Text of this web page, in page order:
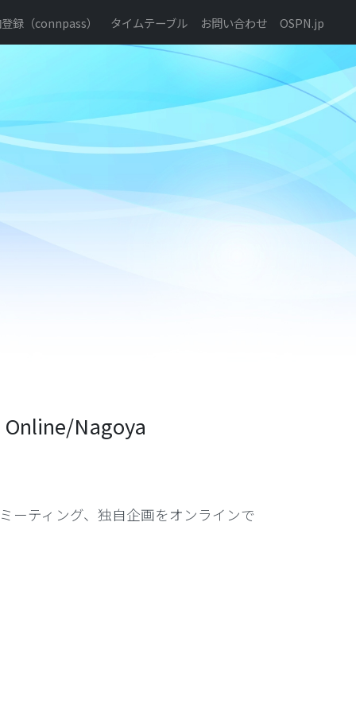
録（connpass） タイムテーブル お問い合わせ OSPN.jp
Online/Nagoya
ーティング、独自企画をオンラインで